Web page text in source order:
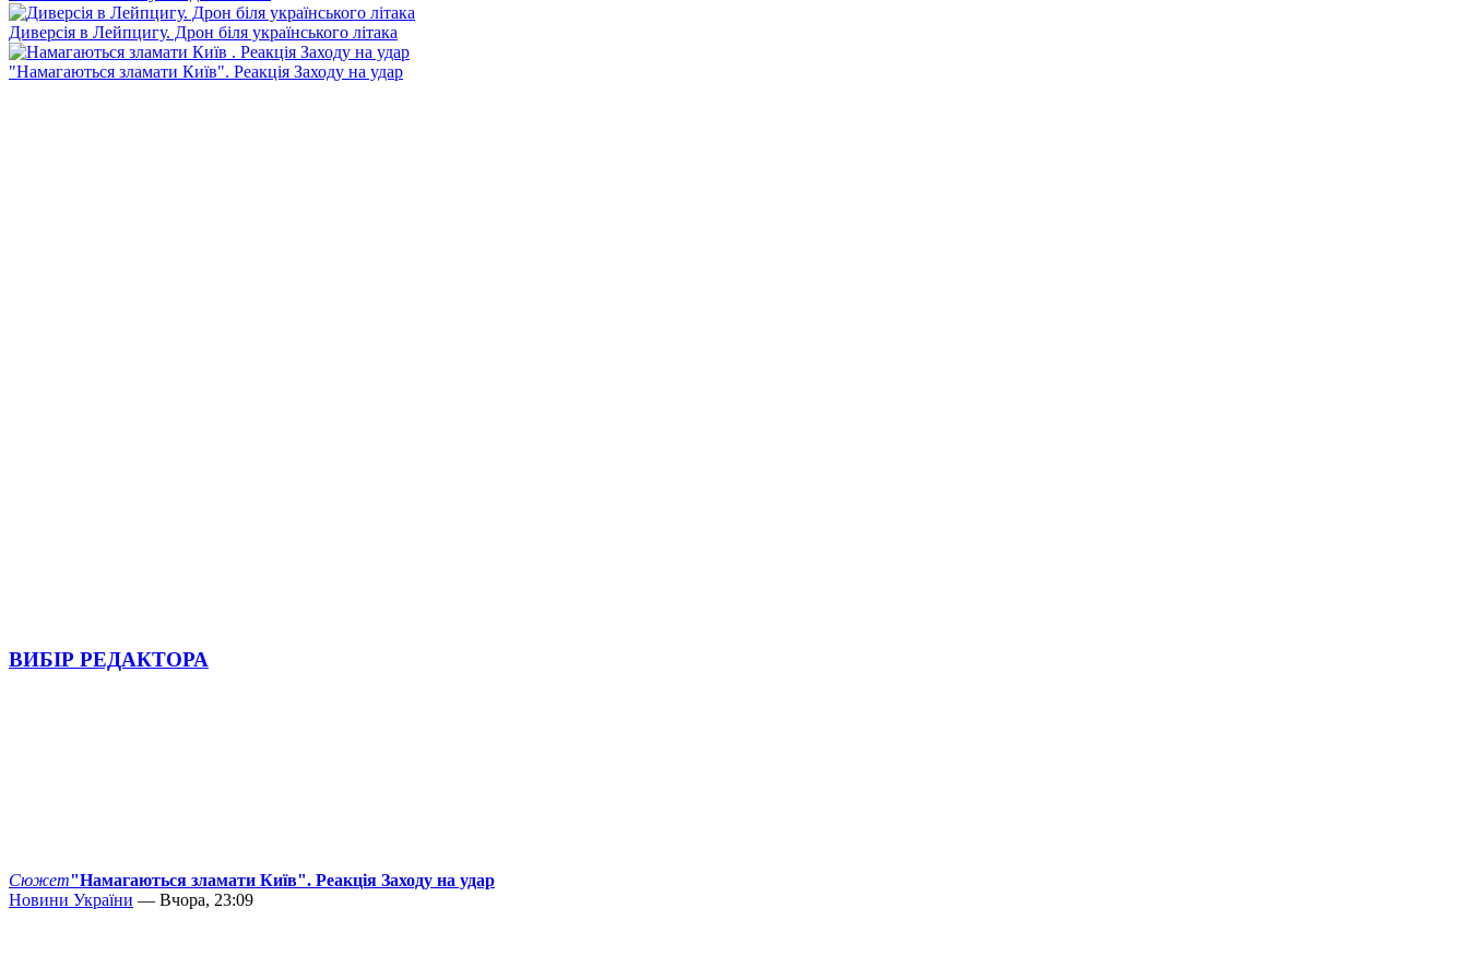
Диверсія в Лейпцигу. Дрон біля українського літака
"Намагаються зламати Київ". Реакція Заходу на удар
ВИБІР РЕДАКТОРА
Сюжет"Намагаються зламати Київ". Реакція Заходу на удар
Новини України — Вчора, 23:09